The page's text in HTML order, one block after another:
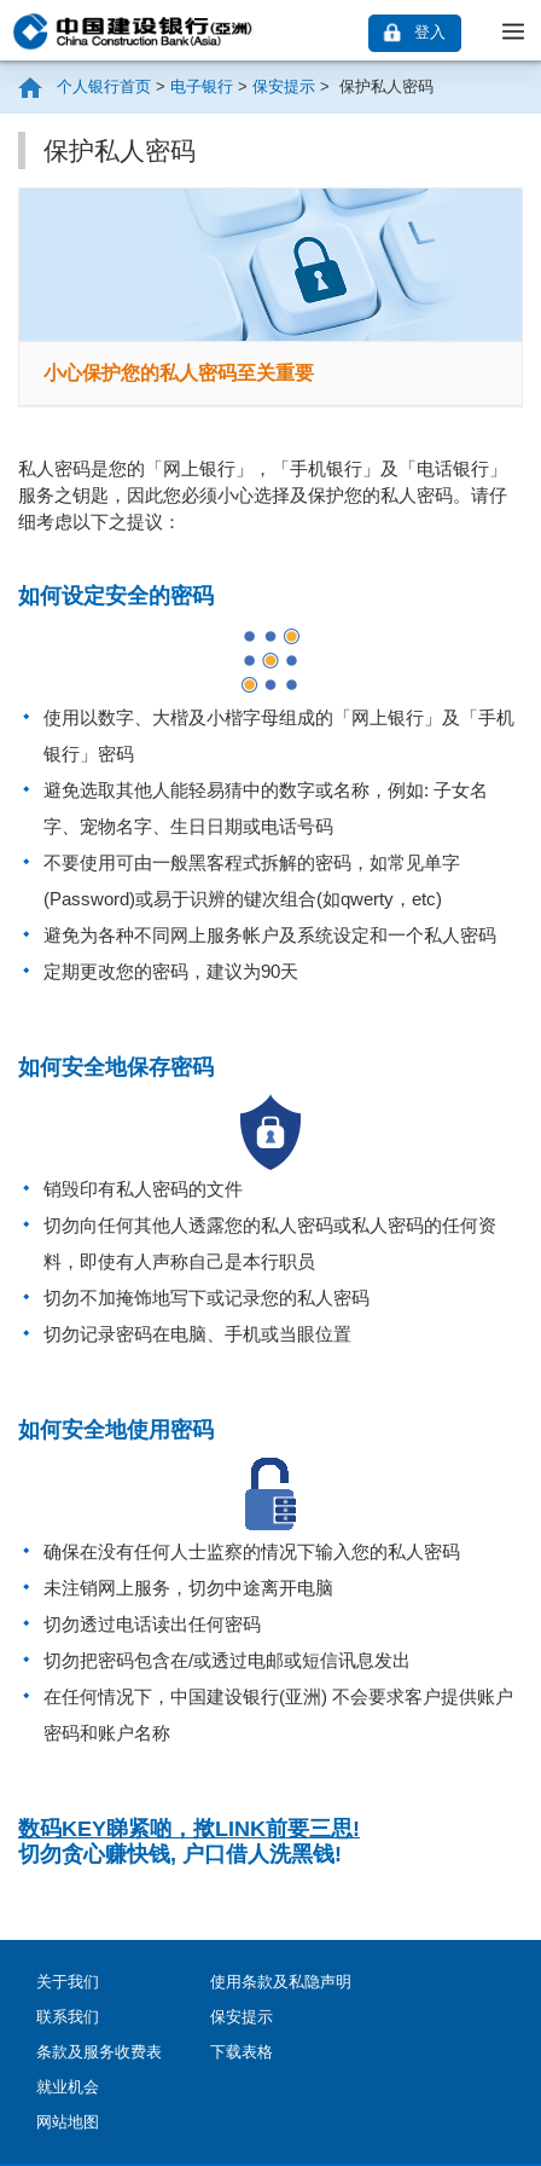
登入
个人银行首页 > 电子银行 > 保安提示 > 保护私人密码
保护私人密码
小心保护您的私人密码至关重要
私人密码是您的「网上银行」，「手机银行」及「电话银行」
服务之钥匙，因此您必须小心选择及保护您的私人密码。请仔
细考虑以下之提议：
如何设定安全的密码
使用以数字、大楷及小楷字母组成的「网上银行」及「手机
银行」密码
避免选取其他人能轻易猜中的数字或名称，例如: 子女名
字、宠物名字、生日日期或电话号码
不要使用可由一般黑客程式拆解的密码，如常见单字
(Password)或易于识辨的键次组合(如qwerty，etc)
避免为各种不同网上服务帐户及系统设定和一个私人密码
定期更改您的密码，建议为90天
如何安全地保存密码
销毁印有私人密码的文件
切勿向任何其他人透露您的私人密码或私人密码的任何资
料，即使有人声称自己是本行职员
切勿不加掩饰地写下或记录您的私人密码
切勿记录密码在电脑、手机或当眼位置
如何安全地使用密码
确保在没有任何人士监察的情况下输入您的私人密码
未注销网上服务，切勿中途离开电脑
切勿透过电话读出任何密码
切勿把密码包含在/或透过电邮或短信讯息发出
在任何情况下，中国建设银行(亚洲) 不会要求客户提供账户
密码和账户名称
数码KEY睇紧啲，揿LINK前要三思!
切勿贪心赚快钱, 户口借人洗黑钱!
关于我们
联系我们
条款及服务收费表
就业机会
网站地图
使用条款及私隐声明
保安提示
下载表格